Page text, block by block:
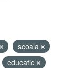
scoala
educatie